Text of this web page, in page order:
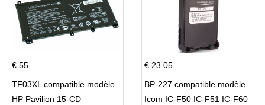
€ 55
TF03XL compatible modèle
HP Pavilion 15-CD
€ 23.05
BP-227 compatible modèle
Icom IC-F50 IC-F51 IC-F60